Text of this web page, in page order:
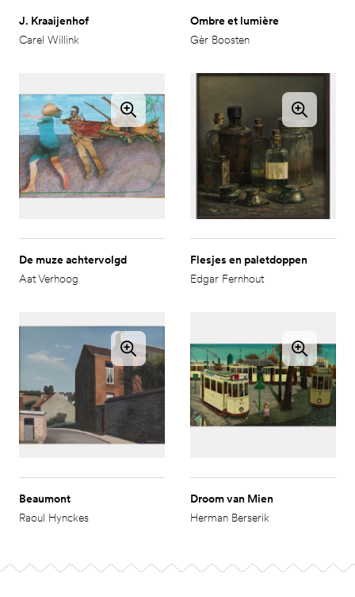
J. Kraaijenhof
Carel Willink
Ombre et lumière
Gèr Boosten
De muze achtervolgd
Aat Verhoog
Flesjes en paletdoppen
Edgar Fernhout
Beaumont
Raoul Hynckes
Droom van Mien
Herman Berserik